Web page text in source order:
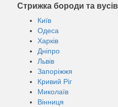
Стрижка бороди та
Київ
Одеса
Харків
Дніпро
Львів
Запоріжжя
Кривий Ріг
Миколаїв
Вінниця